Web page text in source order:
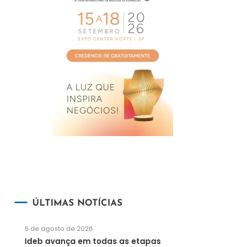
ÚLTIMAS NOTÍCIAS
6 de agosto de 2026
Ideb avança em todas as etapas